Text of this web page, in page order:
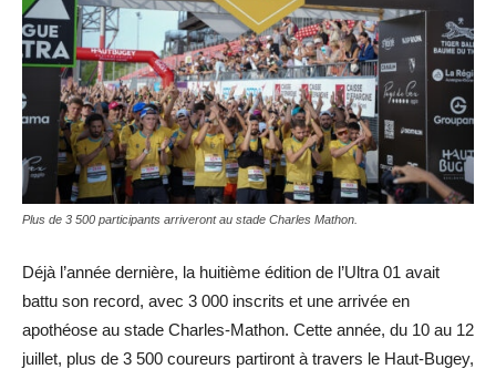
Plus de 3 500 participants arriveront au stade Charles Mathon.
Déjà l’année dernière, la huitième édition de l’Ultra 01 avait
battu son record, avec 3 000 inscrits et une arrivée en
apothéose au stade Charles-Mathon. Cette année, du 10 au 12
juillet, plus de 3 500 coureurs partiront à travers le Haut-Bugey,